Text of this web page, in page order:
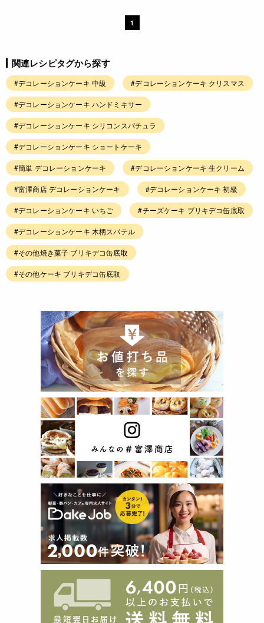
1
関連レシピタグから探す
#デコレーションケーキ 中級 #デコレーションケーキ クリスマス
#デコレーションケーキ ハンドミキサー
#デコレーションケーキ シリコンスパチュラ
#デコレーションケーキ ショートケーキ
#簡単 デコレーションケーキ #デコレーションケーキ 生クリーム
#富澤商店 デコレーションケーキ #デコレーションケーキ 初級
#デコレーションケーキ いちご #チーズケーキ ブリキデコ缶底取
#デコレーションケーキ 木柄スパテル
#その他焼き菓子 ブリキデコ缶底取
#その他ケーキ ブリキデコ缶底取